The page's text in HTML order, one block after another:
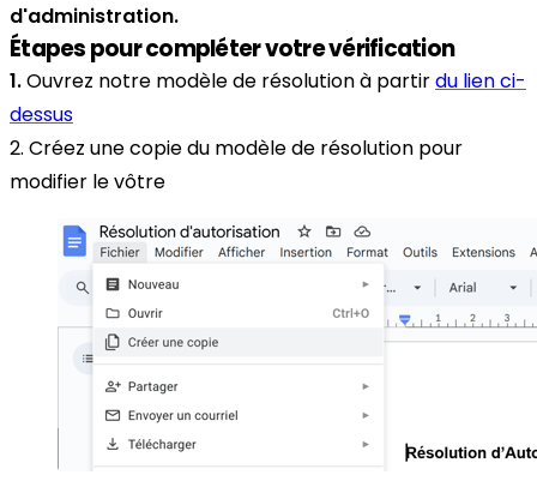
d'administration.
Étapes pour compléter votre vérification
1.Ouvrez notre modèle de résolution à partirdu lien ci-
dessus
2. Créez une copie du modèle de résolution pour
modifier le vôtre